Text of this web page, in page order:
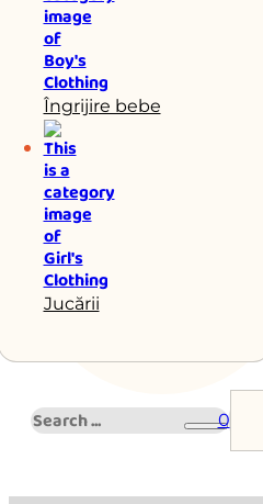
Îngrijire bebe
Jucării
Search 0